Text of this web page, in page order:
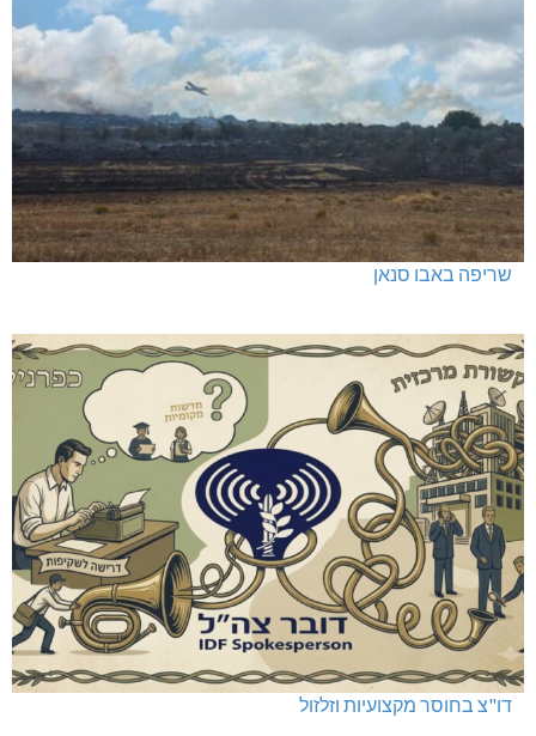
שריפה באבו סנאן
דו"צ בחוסר מקצועיות וזלזול